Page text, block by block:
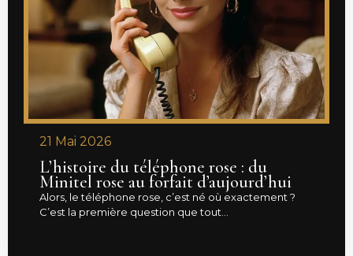
21 Mai 2026
L’histoire du téléphone rose : du
Minitel rose au forfait d’aujourd’hui
Alors, le téléphone rose, c’est né où exactement ?
C’est la première question que tout...